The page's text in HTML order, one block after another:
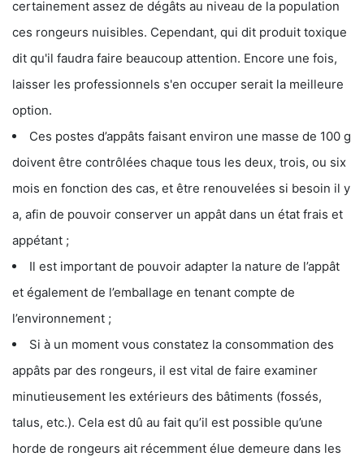
certainement assez de dégâts au niveau de la population
ces rongeurs nuisibles. Cependant, qui dit produit toxique
dit qu'il faudra faire beaucoup attention. Encore une fois,
laisser les professionnels s'en occuper serait la meilleure
option.
Ces postes d’appâts faisant environ une masse de 100 g
doivent être contrôlées chaque tous les deux, trois, ou six
mois en fonction des cas, et être renouvelées si besoin il y
a, afin de pouvoir conserver un appât dans un état frais et
appétant ;
Il est important de pouvoir adapter la nature de l’appât
et également de l’emballage en tenant compte de
l’environnement ;
Si à un moment vous constatez la consommation des
appâts par des rongeurs, il est vital de faire examiner
minutieusement les extérieurs des bâtiments (fossés,
talus, etc.). Cela est dû au fait qu’il est possible qu’une
horde de rongeurs ait récemment élue demeure dans les